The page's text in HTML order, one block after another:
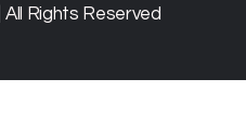
Rights Reserved